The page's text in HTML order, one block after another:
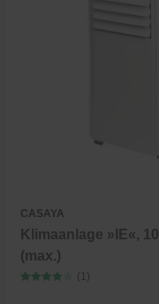
CASAYA
Klimaanlage »IE«,
(max.)
(1)